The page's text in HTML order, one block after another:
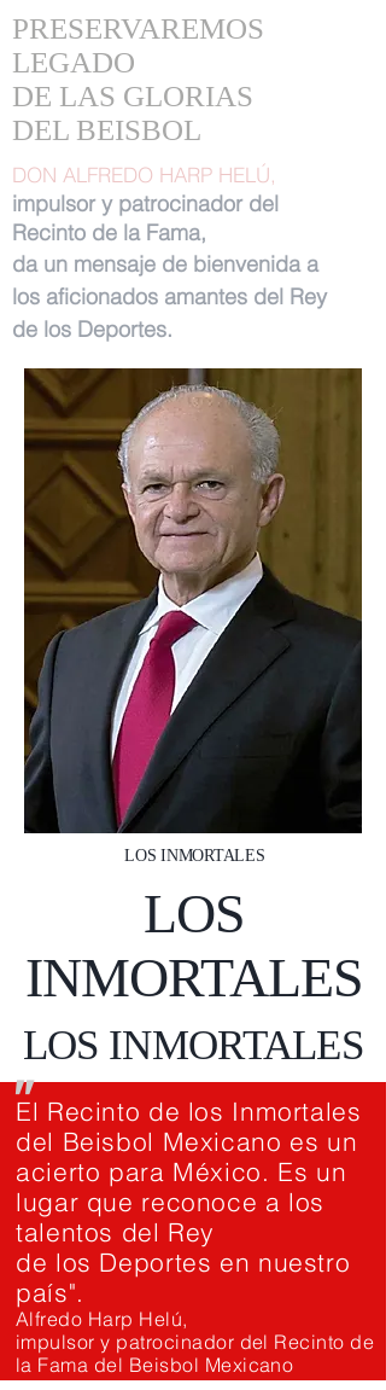
PRESERVAREMOS
LEGADO
DE LAS GLORIAS
DEL BEISBOL
DON ALFREDO HARP HELÚ,
impulsor y patrocinador del
Recinto de la Fama,
da un mensaje de bienvenida a
los aficionados amantes del Rey
de los Deportes.
LOS INMORTALES
LOS
INMORTALES
LOS INMORTALES
El Recinto de los Inmortales
del Beisbol Mexicano es un
acierto para México. Es un
lugar que reconoce a los
talentos del Rey
de los Deportes en nuestro
país".
Alfredo Harp Helú,
impulsor y patrocinador del Recinto de
la Fama del Beisbol Mexicano
"